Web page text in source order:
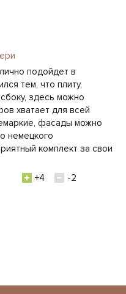
подойдет в
тем, что плиту,
здесь можно
хватает для всей
фасады можно
немецкого
комплект за свои
+4 -2